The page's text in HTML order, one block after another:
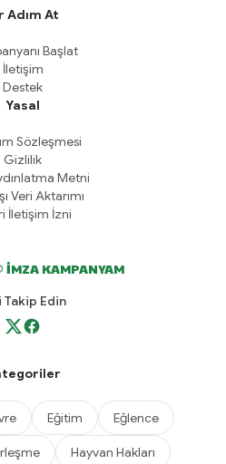
Adım At
Başlat
İletişim
Destek
Yasal
Sözleşmesi
Gizlilik
Metni
Veri Aktarımı
İletişim İzni
KAMPANYAM
Takip Edin
Eğitim Eğlence
Hayvan Hakları